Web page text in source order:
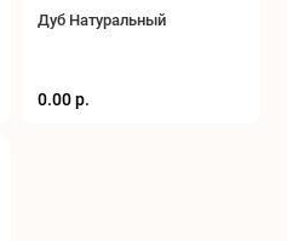
Дуб Натуральный
0.00 р.